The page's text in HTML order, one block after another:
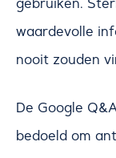
waardevolle
nooit zouden
De Google
bedoeld om